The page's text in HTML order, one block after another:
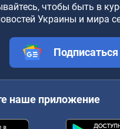
чтобы быть в
Украины и мира
Подписаться
наше приложение